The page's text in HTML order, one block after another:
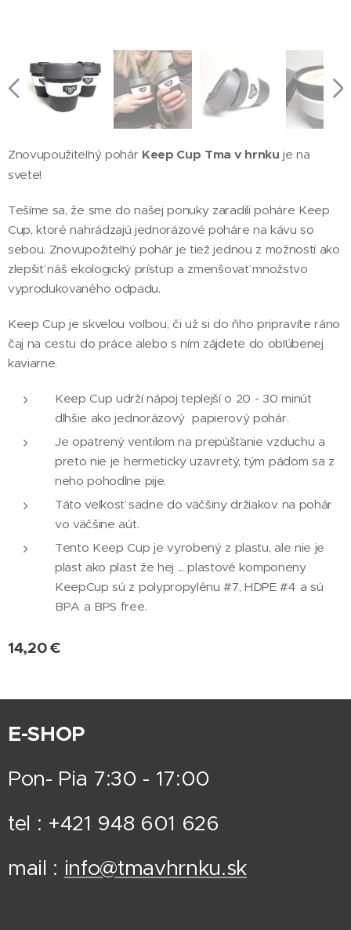
Znovupoužiteľný pohár Keep Cup Tma v hrnku je na
svete!
Tešíme sa, že sme do našej ponuky zaradili poháre Keep
Cup, ktoré nahrádzajú jednorázové poháre na kávu so
sebou. Znovupožiteľný pohár je tiež jednou z možností ako
zlepšiť náš ekologický prístup a zmenšovať množstvo
vyprodukovaného odpadu.
Keep Cup je skvelou voľbou, či už si do ňho pripravíte ráno
čaj na cestu do práce alebo s ním zájdete do obľúbenej
kaviarne.
Keep Cup udrží nápoj teplejší o 20 - 30 minút
dlhšie ako jednorázový papierový pohár.
Je opatrený ventilom na prepúšťanie vzduchu a
preto nie je hermeticky uzavretý, tým pádom sa z
neho pohodlne pije.
Táto veľkosť sadne do väčšiny držiakov na pohár
vo väčšine aút.
Tento Keep Cup je vyrobený z plastu, ale nie je
plast ako plast že hej ... plastové komponeny
KeepCup sú z polypropylénu #7, HDPE #4 a sú
BPA a BPS free.
14,20€
E-SHOP
Pon- Pia 7:30 - 17:00
tel : +421 948 601 626
mail : info@tmavhrnku.sk